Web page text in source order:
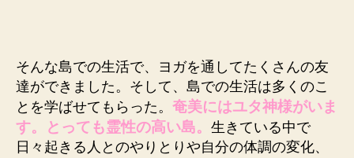
そんな島での生活で、ヨガを通してたくさんの友
達ができました。そして、島での生活は多くのこ
とを学ばせてもらった。 奄美にはユタ神様がいま
す。とっても霊性の高い島。 生きている中で
日々起きる人とのやりとりや自分の体調の変化、